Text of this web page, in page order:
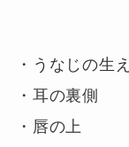
・うなじの生
・耳の裏側
・唇の上